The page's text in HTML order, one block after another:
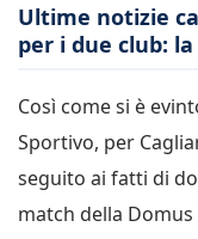
Ultime notizie
per i due club:
Così come si è
Sportivo, per
seguito ai fatti di
match della Domus